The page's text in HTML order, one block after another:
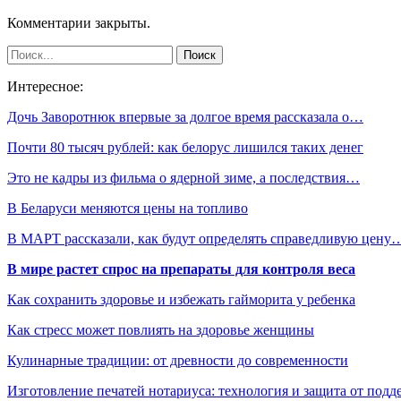
Комментарии закрыты.
Интересное:
Дочь Заворотнюк впервые за долгое время рассказала о…
Почти 80 тысяч рублей: как белорус лишился таких денег
Это не кадры из фильма о ядерной зиме, а последствия…
В Беларуси меняются цены на топливо
В МАРТ рассказали, как будут определять справедливую
В мире растет спрос на препараты для контроля веса
Как сохранить здоровье и избежать гайморита у ребенка
Как стресс может повлиять на здоровье женщины
Кулинарные традиции: от древности до современности
Изготовление печатей нотариуса: технология и защита от